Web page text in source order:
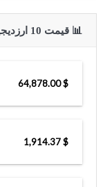
📊 قیمت 10 ارزدیجیتال برتر
$ 64,878.00
$ 1,914.37